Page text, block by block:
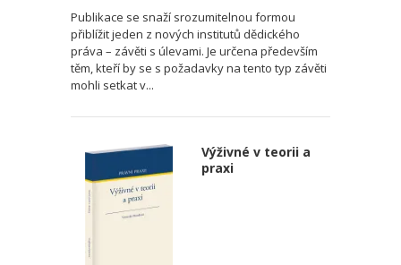
Publikace se snaží srozumitelnou formou
přiblížit jeden z nových institutů dědického
práva – závěti s úlevami. Je určena především
těm, kteří by se s požadavky na tento typ závěti
mohli setkat v...
Výživné v teorii a
praxi